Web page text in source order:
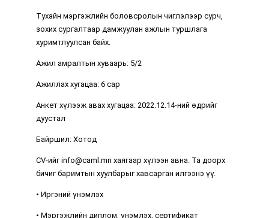
Тухайн мэргэжлийн боловсролын чиглэлээр сурч,
зохих сургалтаар дамжуулан ажлын туршлага
хуримтлуулсан байх.
Ажил амралтын хуваарь: 5/2
Ажиллах хугацаа: 6 сар
Анкет хүлээж авах хугацаа: 2022.12.14-ний өдрийг
дуустал
Байршил: Хотод
CV-ийгinfo@caml.mn хаягаар хүлээн авна. Та доорх
бичиг баримтын хуулбарыг хавсарган илгээнэ үү.
• Иргэний үнэмлэх
• Мэргэжлийн диплом, үнэмлэх, сертификат